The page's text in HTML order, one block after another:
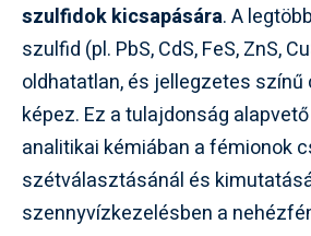
szulfidok kicsapására. A
szulfid (pl. PbS, CdS, FeS, ZnS,
oldhatatlan, és jellegzetes
képez. Ez a tulajdonság
analitikai kémiában a fémionok
szétválasztásánál és
szennyvízkezelésben a